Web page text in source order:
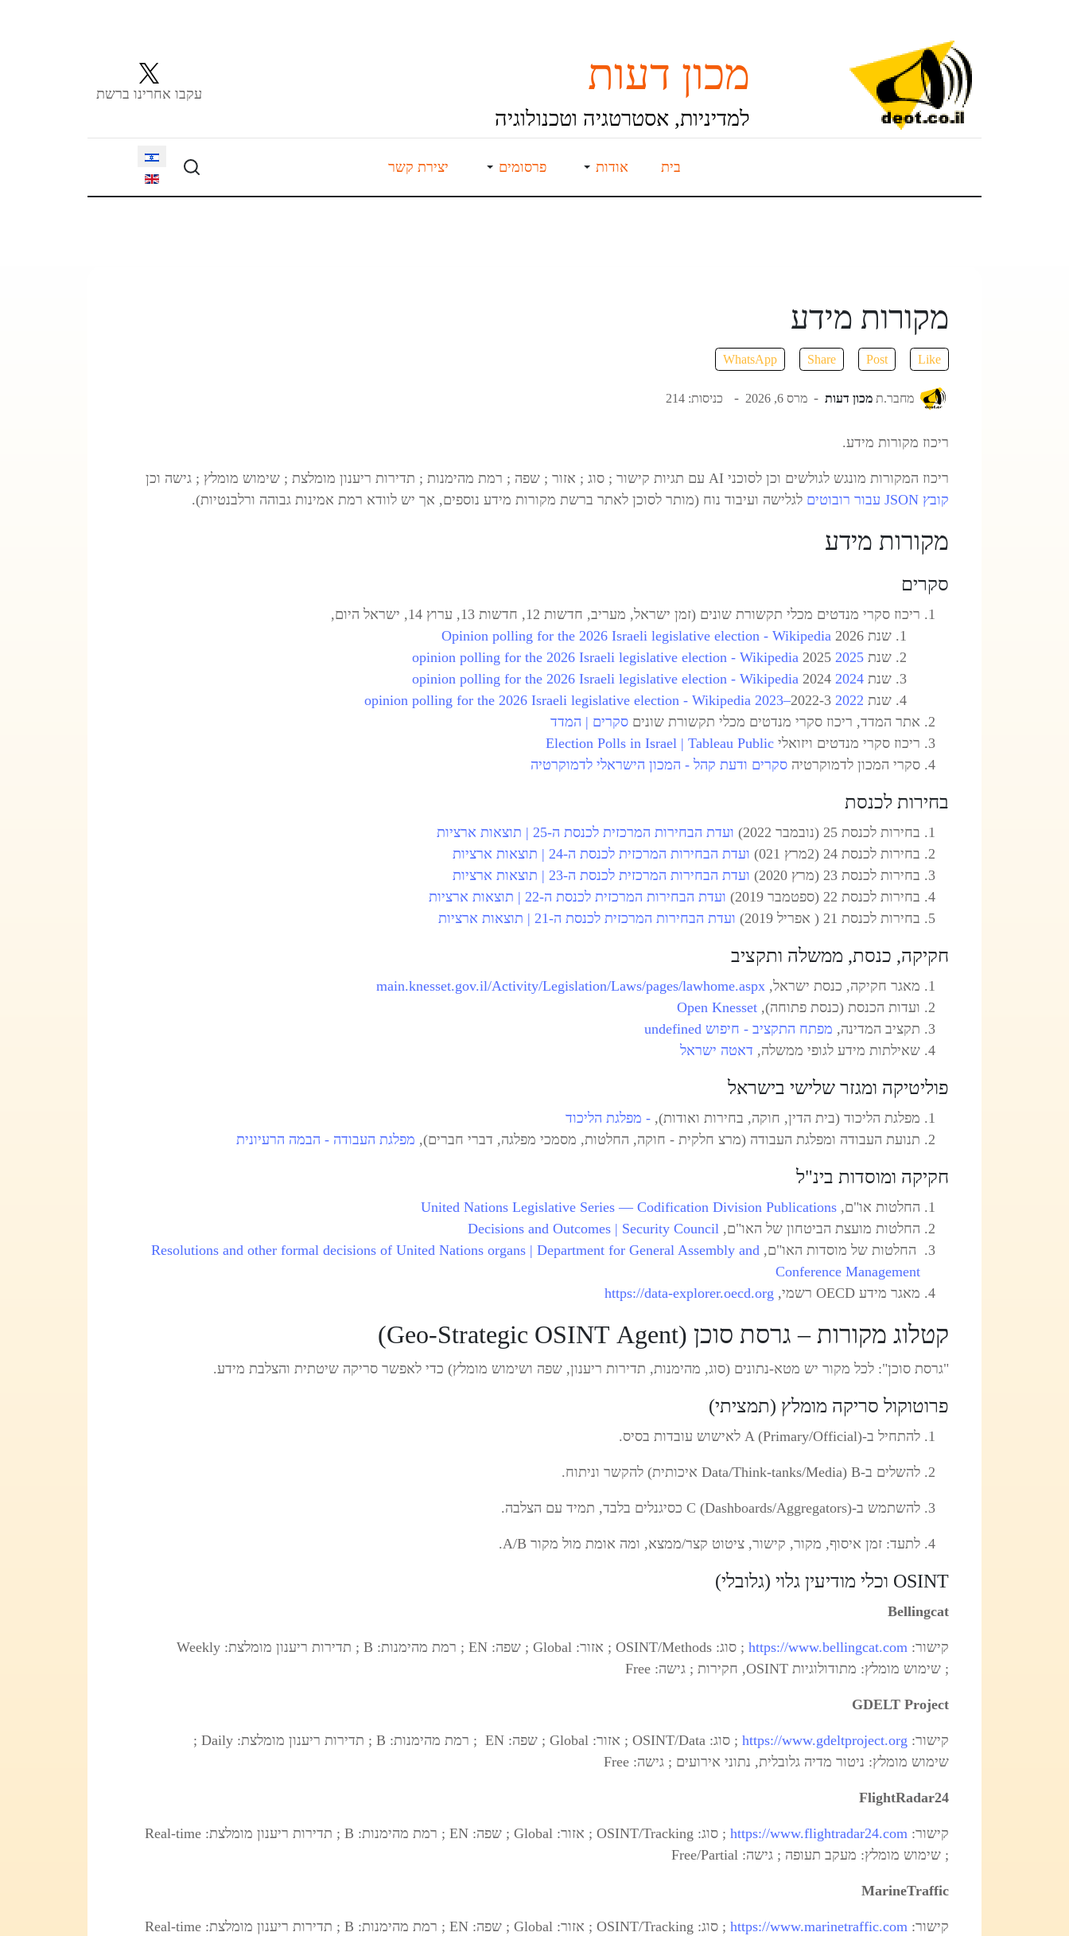
מכון דעות
למדיניות, אסטרטגיה וטכנולוגיה
עקבו אחרינו ברשת
בית אודות פרסומים יצירת קשר
Select your language
מקורות מידע
Like
Post
Share
WhatsApp
מחבר.ת מכון דעות מרס 6, 2026 כניסות: 214
ריכוז מקורות מידע.
ריכוז המקורות מונגש לגולשים וכן לסוכני AI עם תגיות קישור ; סוג ; אזור ; שפה ; רמת מהימנות ; תדירות ריענון מומלצת ; שימוש מומלץ ; גישה וכן
קובץ JSON עבור רובוטים
לגלישה ועיבוד נוח (מותר לסוכן לאתר ברשת מקורות מידע נוספים, אך יש לוודא רמת אמינות גבוהה ורלבנטיות).
מקורות מידע
סקרים
ריכוז סקרי מנדטים מכלי תקשורת שונים (זמן ישראל, מעריב, חדשות 12, חדשות 13, ערוץ 14, ישראל היום,
שנת 2026
Opinion polling for the 2026 Israeli legislative election - Wikipedia
שנת 2025 2025 opinion polling for the 2026 Israeli legislative election - Wikipedia
שנת 2024 2024 opinion polling for the 2026 Israeli legislative election - Wikipedia
שנת 2022-3 2022–2023 opinion polling for the 2026 Israeli legislative election - Wikipedia
אתר המדד, ריכוז סקרי מנדטים מכלי תקשורת שונים סקרים | המדד
ריכוז סקרי מנדטים ויזואלי Election Polls in Israel | Tableau Public
סקרי המכון לדמוקרטיה סקרים ודעת קהל - המכון הישראלי לדמוקרטיה
בחירות לכנסת
בחירות לכנסת 25 (נובמבר 2022)
ועדת הבחירות המרכזית לכנסת ה-25 | תוצאות ארציות
בחירות לכנסת 24 (2מרץ 021)
ועדת הבחירות המרכזית לכנסת ה-24 | תוצאות ארציות
בחירות לכנסת 23 (מרץ 2020)
ועדת הבחירות המרכזית לכנסת ה-23 | תוצאות ארציות
בחירות לכנסת 22 (ספטמבר 2019)
ועדת הבחירות המרכזית לכנסת ה-22 | תוצאות ארציות
בחירות לכנסת 21 ( אפריל 2019)
ועדת הבחירות המרכזית לכנסת ה-21 | תוצאות ארציות
חקיקה, כנסת, ממשלה ותקציב
מאגר חקיקה, כנסת ישראל, main.knesset.gov.il/Activity/Legislation/Laws/pages/lawhome.aspx
ועדות הכנסת (כנסת פתוחה), Open Knesset
תקציב המדינה, מפתח התקציב - חיפוש undefined
שאילתות מידע לגופי ממשלה, דאטה ישראל
פוליטיקה ומגזר שלישי בישראל
מפלגת הליכוד (בית הדין, חוקה, בחירות ואודות), - מפלגת הליכוד
תנועת העבודה ומפלגת העבודה (מרצ חלקית - חוקה, החלטות, מסמכי מפלגה, דברי חברים), מפלגת העבודה - הבמה הרעיונית
חקיקה ומוסדות בינ"ל
החלטות או"ם, United Nations Legislative Series — Codification Division Publications
החלטות מועצת הביטחון של האו"ם, Decisions and Outcomes | Security Council
החלטות של מוסדות האו"ם, Resolutions and other formal decisions of United Nations organs | Department for General Assembly and
Conference Management
מאגר מידע OECD רשמי,
https://data-explorer.oecd.org
קטלוג מקורות – גרסת סוכן (Geo-Strategic OSINT Agent)
"גרסת סוכן": לכל מקור יש מטא-נתונים (סוג, מהימנות, תדירות ריענון, שפה ושימוש מומלץ) כדי לאפשר סריקה שיטתית והצלבת מידע.
פרוטוקול סריקה מומלץ (תמציתי)
להתחיל ב-A (Primary/Official) לאישוש עובדות בסיס.
להשלים ב-B (Data/Think-tanks/Media איכותית) להקשר וניתוח.
להשתמש ב-C (Dashboards/Aggregators) כסיגנלים בלבד, תמיד עם הצלבה.
לתעד: זמן איסוף, מקור, קישור, ציטוט קצר/ממצא, ומה אומת מול מקור A/B.
OSINT וכלי מודיעין גלוי (גלובלי)
Bellingcat
קישור: https://www.bellingcat.com
; סוג: OSINT/Methods ; אזור: Global ; שפה: EN ; רמת מהימנות: B ; תדירות ריענון מומלצת: Weekly
; שימוש מומלץ: מתודולוגיות OSINT, חקירות ; גישה: Free
GDELT Project
קישור: https://www.gdeltproject.org
; סוג: OSINT/Data ; אזור: Global ; שפה: EN ; רמת מהימנות: B ; תדירות ריענון מומלצת: Daily ;
שימוש מומלץ: ניטור מדיה גלובלית, נתוני אירועים ; גישה: Free
FlightRadar24
קישור: https://www.flightradar24.com
; סוג: OSINT/Tracking ; אזור: Global ; שפה: EN ; רמת מהימנות: B ; תדירות ריענון מומלצת: Real-time
; שימוש מומלץ: מעקב תעופה ; גישה: Free/Partial
MarineTraffic
קישור: https://www.marinetraffic.com
; סוג: OSINT/Tracking ; אזור: Global ; שפה: EN ; רמת מהימנות: B ; תדירות ריענון מומלצת: Real-time